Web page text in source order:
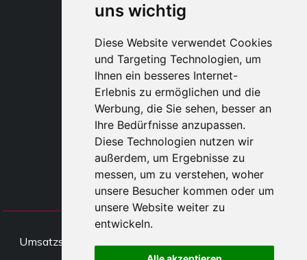
uns wichtig
Diese Website verwendet Cookies
und Targeting Technologien, um
Ihnen ein besseres Internet-
Erlebnis zu ermöglichen und die
Werbung, die Sie sehen, besser an
Ihre Bedürfnisse anzupassen.
Diese Technologien nutzen wir
außerdem, um Ergebnisse zu
messen, um zu verstehen, woher
unsere Besucher kommen oder um
unsere Website weiter zu
entwickeln.
STYLIA SERVICES
SHOP B2B
TAYLOR MADE ORDERS
DROPSHIPPING
BENUTZE
REGISTRIERE
EINLOGGE
EINKAUFSWAGE
All rights Styliafoe s.r.l. © 2025 -
Umsatzsteueridentifikationsnumme IT15015641002